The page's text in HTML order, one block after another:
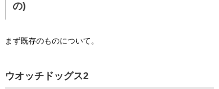
の)
まず既存のものについて。
ウオッチドッグス2